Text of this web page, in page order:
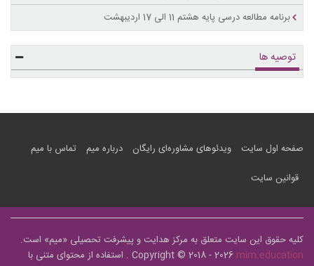
برنامه مطالعه درسی پایه هشتم 11 الی 17 اردیبهشت
توصیه ها
صفحه اول سایت ویدئوهای مشاوره‌ای رایگان درباره میم
تماس با میم
قوانین سایت
کلیه حقوق این سایت متعلق به مرکز هدایت و پیشرفت تحصیلی «میم» است.
Copyright © 2018 - 2026 mim.education
. استفاده از محتوای متنی با